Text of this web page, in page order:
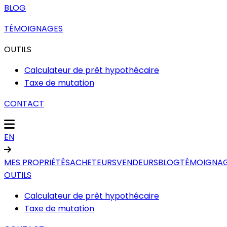
BLOG
TÉMOIGNAGES
OUTILS
Calculateur de prêt hypothécaire
Taxe de mutation
CONTACT
EN
MES PROPRIÉTÉSACHETEURSVENDEURSBLOG
OUTILS
Calculateur de prêt hypothécaire
Taxe de mutation